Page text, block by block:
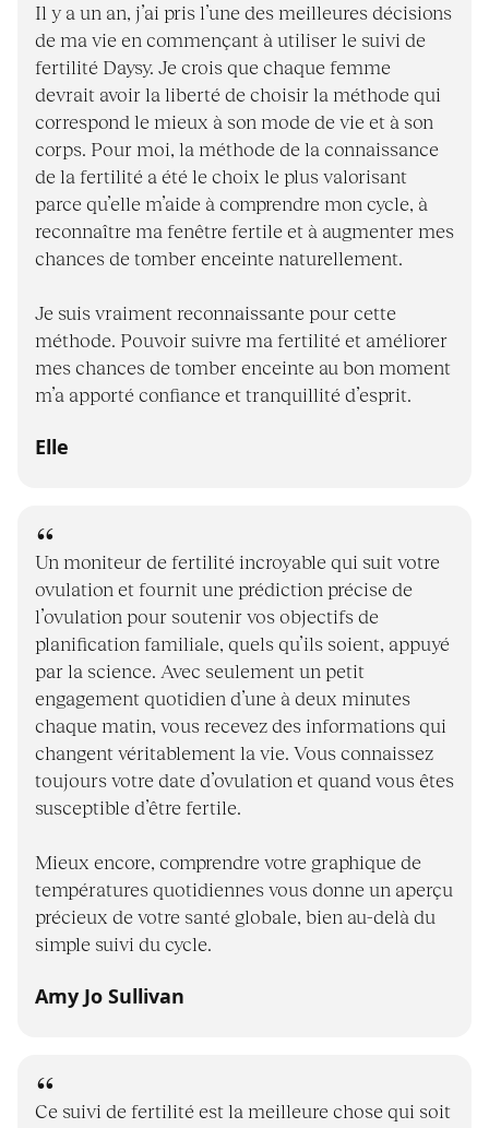
Il y a un an, j’ai pris l’une des meilleures décisions
de ma vie en commençant à utiliser le suivi de
fertilité Daysy. Je crois que chaque femme
devrait avoir la liberté de choisir la méthode qui
correspond le mieux à son mode de vie et à son
corps. Pour moi, la méthode de la connaissance
de la fertilité a été le choix le plus valorisant
parce qu’elle m’aide à comprendre mon cycle, à
reconnaître ma fenêtre fertile et à augmenter mes
chances de tomber enceinte naturellement.
Je suis vraiment reconnaissante pour cette
méthode. Pouvoir suivre ma fertilité et améliorer
mes chances de tomber enceinte au bon moment
m’a apporté confiance et tranquillité d’esprit.
Elle
Un moniteur de fertilité incroyable qui suit votre
ovulation et fournit une prédiction précise de
l’ovulation pour soutenir vos objectifs de
planification familiale, quels qu’ils soient, appuyé
par la science. Avec seulement un petit
engagement quotidien d’une à deux minutes
chaque matin, vous recevez des informations qui
changent véritablement la vie. Vous connaissez
toujours votre date d’ovulation et quand vous êtes
susceptible d’être fertile.
Mieux encore, comprendre votre graphique de
températures quotidiennes vous donne un aperçu
précieux de votre santé globale, bien au-delà du
simple suivi du cycle.
Amy Jo Sullivan
Ce suivi de fertilité est la meilleure chose qui soit